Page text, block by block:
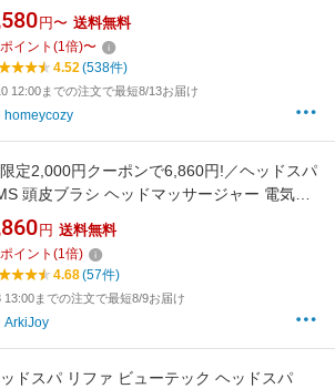
マッサージ 頭皮マッサージ器 ヘッドスパ
ヘッドマサージ 乾湿両用 振動機能付き 電
皮ブラシ 抜け毛防止 血行促進 頭皮ケア 頭
睡眠改善 USB充電
円〜 送料無料
ポイント (1倍)〜
4.52(538件)
12:00までの注文で最短8/13お届け
homeycozy
定2,000円クーポンで6,860円!／ヘッドスパ
頭皮ブラシ ヘッドマッサージャー 電気針
LED 振動 電気ブラシ リフトアップ 頭皮 ス
プケア フェイス 顔 頭皮ケア 防水 リフトケ
マッサージ 電動頭皮ブラシ プレゼント 妻 夫
彼女 女性 睡眠改善 USB 母の日
円 送料無料
ポイント (1倍)
4.68(57件)
13:00までの注文で最短8/9お届け
ArkiJoy
ドスパ リファ ビューテック ヘッドスパ